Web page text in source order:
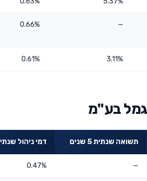
—
0.66%
3.11%
0.61%
בע"מ
תשואה שנתית 5 שנים דמי ניהול
—
0.47%